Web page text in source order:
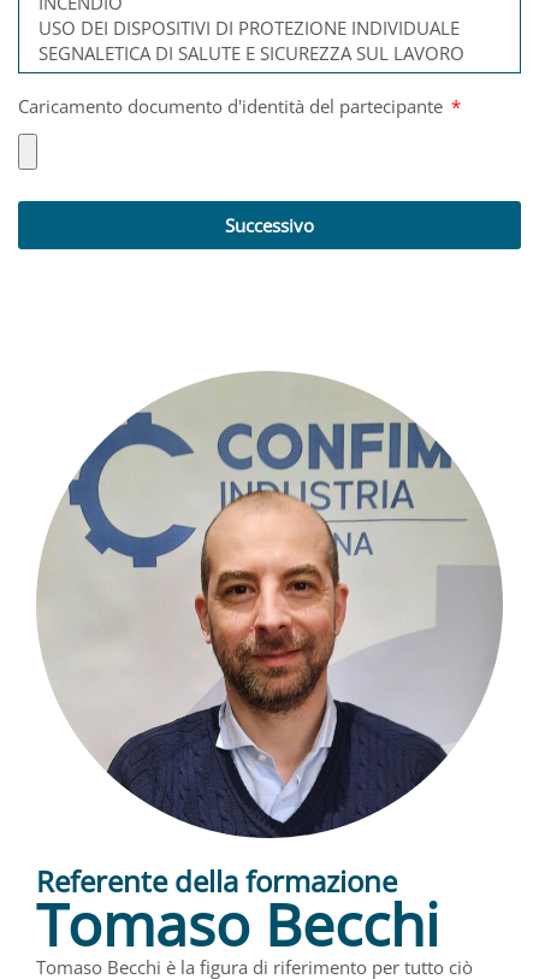
Caricamento documento d'identità del partecipante
Successivo
Referente della formazione
Tomaso Becchi
Tomaso Becchi è la figura di riferimento per tutto ciò